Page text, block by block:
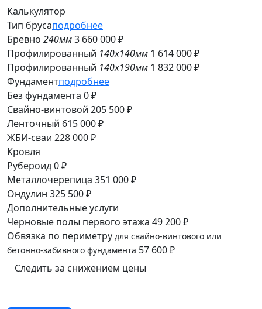
Калькулятор
Тип брусаподробнее
Бревно 240мм3 660 000 ₽
Профилированный 140x140мм 1 614 000 ₽
Профилированный 140x190мм 1 832 000 ₽
Фундаментподробнее
Без фундамента 0 ₽
Свайно-винтовой 205 500 ₽
Ленточный 615 000 ₽
ЖБИ-сваи 228 000 ₽
Кровля
Рубероид0 ₽
Металлочерепица 351 000 ₽
Ондулин 325 500 ₽
Дополнительные услуги
Черновые полы первого этажа 49 200 ₽
Обвязка по периметру для свайно-винтового или
бетонно-забивного фундамента 57 600 ₽
Следить за снижением цены